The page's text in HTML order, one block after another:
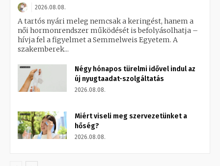
2026.08.08.
A tartós nyári meleg nemcsak a keringést, hanem a
női hormonrendszer működését is befolyásolhatja –
hívja fel a figyelmet a Semmelweis Egyetem. A
szakemberek...
Négy hónapos türelmi idővel indul az
új nyugtaadat-szolgáltatás
2026.08.08.
Miért viseli meg szervezetünket a
hőség?
2026.08.08.